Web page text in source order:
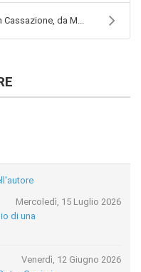
da M...
Mercoledì, 15 Luglio 2026
di una
Venerdì, 12 Giugno 2026